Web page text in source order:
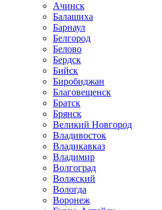
Ачинск
Балашиха
Барнаул
Белгород
Белово
Бердск
Бийск
Биробиджан
Благовещенск
Братск
Брянск
Великий Новгород
Владивосток
Владикавказ
Владимир
Волгоград
Волжский
Вологда
Воронеж